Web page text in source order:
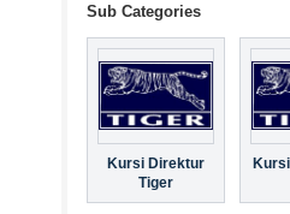
Sub Categories
Kursi Direktur
Tiger